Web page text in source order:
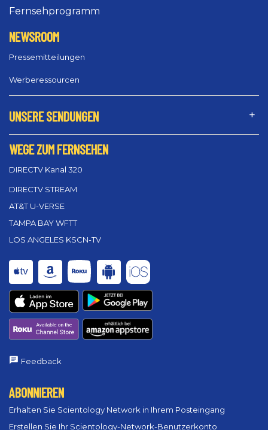
Fernsehprogramm
NEWSROOM
Pressemitteilungen
Werberessourcen
UNSERE SENDUNGEN
WEGE ZUM FERNSEHEN
DIRECTV Kanal 320
DIRECTV STREAM
AT&T U-VERSE
TAMPA BAY WFTT
LOS ANGELES KSCN-TV
Feedback
ABONNIEREN
Erhalten Sie Scientology Network in Ihrem Posteingang
Erstellen Sie Ihr Scientology-Network-Benutzerkonto